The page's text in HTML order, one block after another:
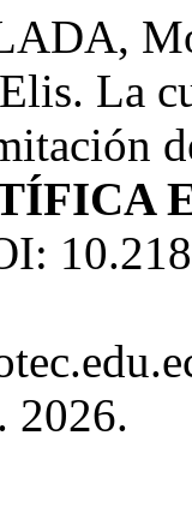
La
2026.